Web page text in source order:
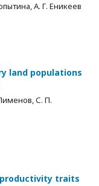
А. Г. Еникеев
land populations
С. П.
traits